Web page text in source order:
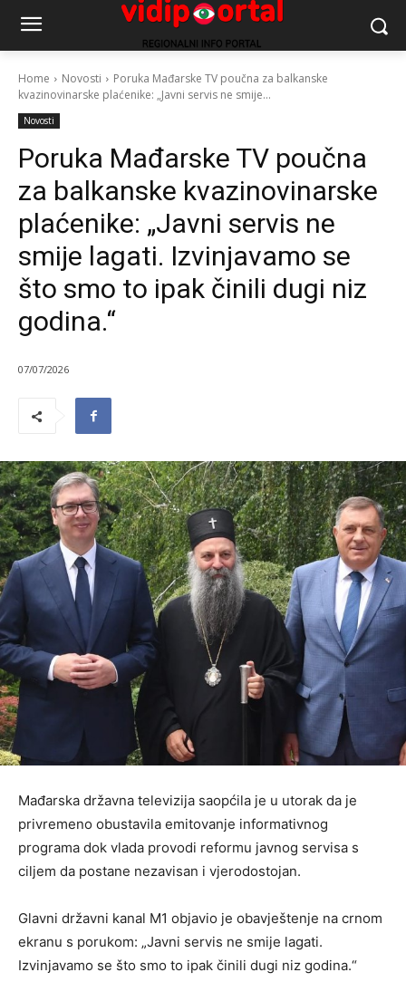
Home Novosti
Poruka Mađarske TV poučna za balkanske
kvazinovinarske plaćenike: „Javni servis ne smije...
Novosti
Poruka Mađarske TV poučna
za balkanske kvazinovinarske
plaćenike: „Javni servis ne
smije lagati. Izvinjavamo se
što smo to ipak činili dugi niz
godina.“
07/07/2026
Mađarska državna televizija saopćila je u utorak da je
privremeno obustavila emitovanje informativnog
programa dok vlada provodi reformu javnog servisa s
ciljem da postane nezavisan i vjerodostojan.
Glavni državni kanal M1 objavio je obavještenje na crnom
ekranu s porukom: „Javni servis ne smije lagati.
Izvinjavamo se što smo to ipak činili dugi niz godina.“